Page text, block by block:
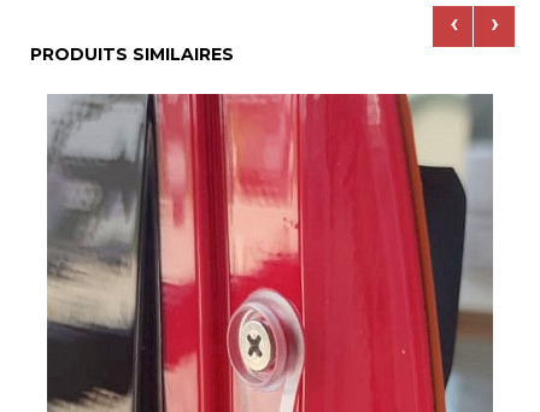
PRODUITS SIMILAIRES
‹ ›